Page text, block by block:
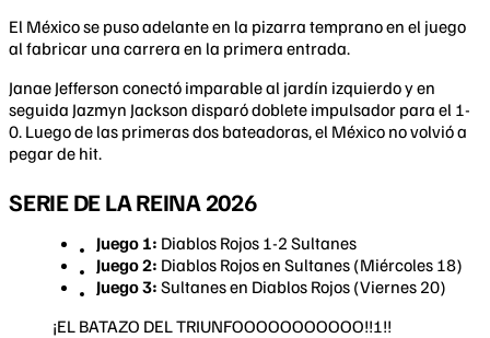
El México se puso adelante en la pizarra temprano en el juego
al fabricar una carrera en la primera entrada.
Janae Jefferson conectó imparable al jardín izquierdo y en
seguida Jazmyn Jackson disparó doblete impulsador para el 1-
0. Luego de las primeras dos bateadoras, el México no volvió a
pegar de hit.
SERIE DE LA REINA 2026
Juego 1: Diablos Rojos 1-2 Sultanes
Juego 2: Diablos Rojos en Sultanes (Miércoles 18)
Juego 3: Sultanes en Diablos Rojos (Viernes 20)
¡EL BATAZO DEL TRIUNFOOOOOOOOOOO!!!!!